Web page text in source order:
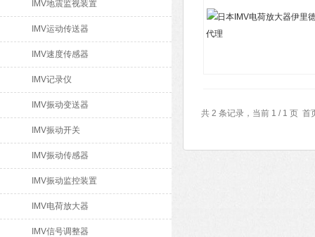
IMV地震监视装置
IMV运动传送器
IMV速度传感器
IMV记录仪
IMV振动变送器
IMV振动开关
IMV振动传感器
IMV振动监控装置
IMV电荷放大器
IMV信号调整器
共 2 条记录，当前 1 / 1 页